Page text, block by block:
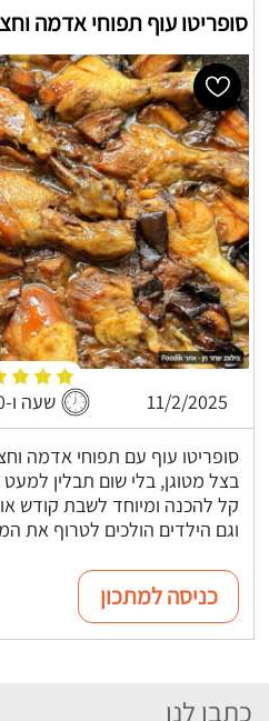
סופריטו עוף תפוחי אדמה
11/2/2025 שעה ו-30 דקות
סופריטו עוף עם תפוחי אדמה
בצל מטוגן, בלי שום תבלין
קל להכנה ומיוחד לשבת קודש
וגם הילדים הולכים לטרוף את
כניסה למתכון
כתבו לנו